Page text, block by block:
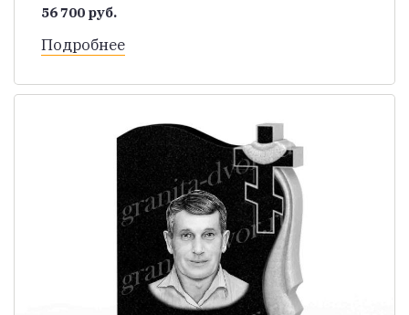
56 700 руб.
Подробнее